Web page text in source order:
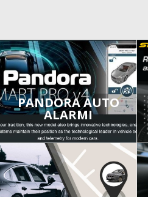
PANDORA AUTO
ALARMI